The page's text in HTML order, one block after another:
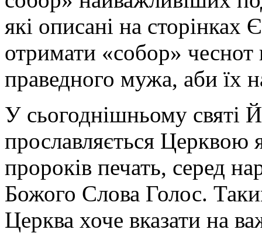
які описані на
отримати «собор» чеснот
праведного мужа, аби їх
У сьогоднішньому святі
прославляється Церквою
пророків печать, серед
Божого Слова Голос.
Церква хоче вказати на